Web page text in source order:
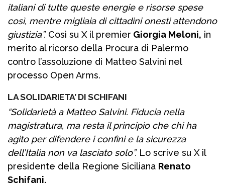
italiani di tutte queste energie e risorse spese
così, mentre migliaia di cittadini onesti attendono
giustizia”.Così su X il premier Giorgia Meloni, in
merito al ricorso della Procura di Palermo
contro l’assoluzione di Matteo Salvini nel
processo Open Arms.
LA SOLIDARIETA’ DI SCHIFANI
“Solidarietà a Matteo Salvini. Fiducia nella
magistratura, ma resta il principio che chi ha
agito per difendere i confini e la sicurezza
dell’Italia non va lasciato solo”.Lo scrive su X il
presidente della Regione Siciliana Renato
Schifani.